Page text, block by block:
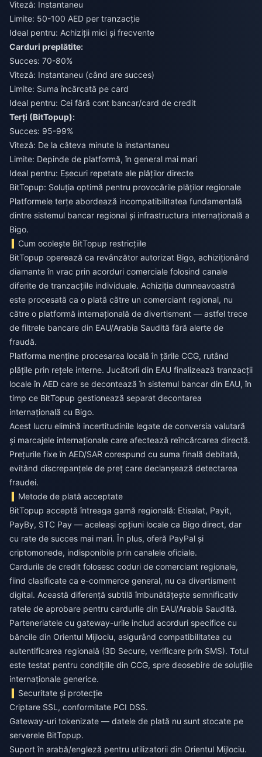
Viteză: Instantaneu
Limite: 50-100 AED per tranzacție
Ideal pentru: Achiziții mici și frecvente
Carduri preplătite:
Succes: 70-80%
Viteză: Instantaneu (când are succes)
Limite: Suma încărcată pe card
Ideal pentru: Cei fără cont bancar/card de credit
Terți (BitTopup):
Succes: 95-99%
Viteză: De la câteva minute la instantaneu
Limite: Depinde de platformă, în general mai mari
Ideal pentru: Eșecuri repetate ale plăților directe
BitTopup: Soluția optimă pentru provocările plăților regionale
Platformele terțe abordează incompatibilitatea fundamentală
dintre sistemul bancar regional și infrastructura internațională a
Bigo.
Cum ocolește BitTopup restricțiile
BitTopup operează ca revânzător autorizat Bigo, achiziționând
diamante în vrac prin acorduri comerciale folosind canale
diferite de tranzacțiile individuale. Achiziția dumneavoastră
este procesată ca o plată către un comerciant regional, nu
către o platformă internațională de divertisment — astfel trece
de filtrele bancare din EAU/Arabia Saudită fără alerte de
fraudă.
Platforma menține procesarea locală în țările CCG, rutând
plățile prin rețele interne. Jucătorii din EAU finalizează tranzacții
locale în AED care se decontează în sistemul bancar din EAU, în
timp ce BitTopup gestionează separat decontarea
internațională cu Bigo.
Acest lucru elimină incertitudinile legate de conversia valutară
și marcajele internaționale care afectează reîncărcarea directă.
Prețurile fixe în AED/SAR corespund cu suma finală debitată,
evitând discrepanțele de preț care declanșează detectarea
fraudei.
Metode de plată acceptate
BitTopup acceptă întreaga gamă regională: Etisalat, Payit,
PayBy, STC Pay — aceleași opțiuni locale ca Bigo direct, dar
cu rate de succes mai mari. În plus, oferă PayPal și
criptomonede, indisponibile prin canalele oficiale.
Cardurile de credit folosesc coduri de comerciant regionale,
fiind clasificate ca e-commerce general, nu ca divertisment
digital. Această diferență subtilă îmbunătățește semnificativ
ratele de aprobare pentru cardurile din EAU/Arabia Saudită.
Parteneriatele cu gateway-urile includ acorduri specifice cu
băncile din Orientul Mijlociu, asigurând compatibilitatea cu
autentificarea regională (3D Secure, verificare prin SMS). Totul
este testat pentru condițiile din CCG, spre deosebire de soluțiile
internaționale generice.
Securitate și protecție
Criptare SSL, conformitate PCI DSS.
Gateway-uri tokenizate — datele de plată nu sunt stocate pe
serverele BitTopup.
Suport în arabă/engleză pentru utilizatorii din Orientul Mijlociu.